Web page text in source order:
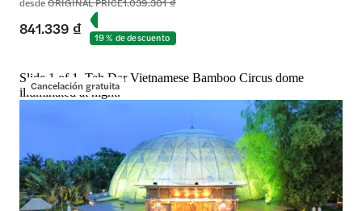
841.339 ₫ 19 % de descuento
Cancelación gratuita
Slide 1 of 1, Teh Dar Vietnamese Bamboo Circus dome
illuminated at night.